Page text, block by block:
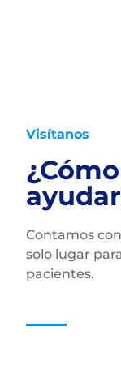
Visítanos
Contamos
solo lugar
pacientes.